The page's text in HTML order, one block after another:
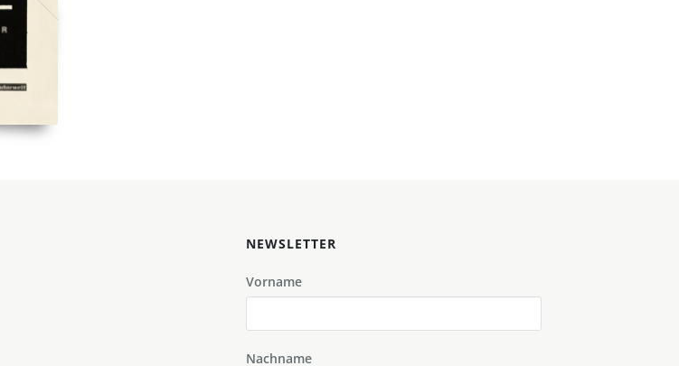
NEWSLETTER
Vorname
Nachname